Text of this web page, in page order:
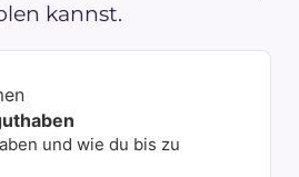
kannst.
und wie du bis zu